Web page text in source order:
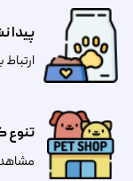
تنوع
پیدا
​​​ارتباط